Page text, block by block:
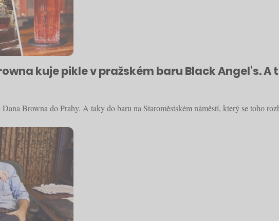
kuje pikle v pražském baru Black Angel’s.
Browna do Prahy. A taky do baru na Staroměstském náměstí, který se toho